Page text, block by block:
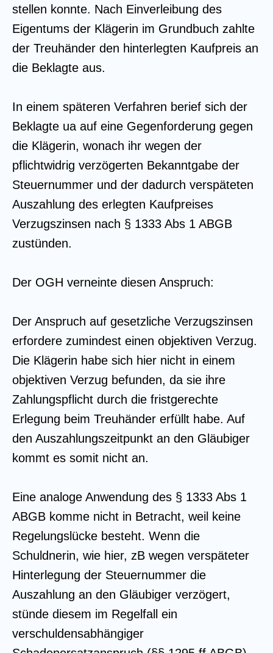
stellen konnte. Nach Einverleibung des
Eigentums der Klägerin im Grundbuch zahlte
der Treuhänder den hinterlegten Kaufpreis an
die Beklagte aus.
In einem späteren Verfahren berief sich der
Beklagte ua auf eine Gegenforderung gegen
die Klägerin, wonach ihr wegen der
pflichtwidrig verzögerten Bekanntgabe der
Steuernummer und der dadurch verspäteten
Auszahlung des erlegten Kaufpreises
Verzugszinsen nach § 1333 Abs 1 ABGB
zustünden.
Der OGH verneinte diesen Anspruch:
Der Anspruch auf gesetzliche Verzugszinsen
erfordere zumindest einen objektiven Verzug.
Die Klägerin habe sich hier nicht in einem
objektiven Verzug befunden, da sie ihre
Zahlungspflicht durch die fristgerechte
Erlegung beim Treuhänder erfüllt habe. Auf
den Auszahlungszeitpunkt an den Gläubiger
kommt es somit nicht an.
Eine analoge Anwendung des § 1333 Abs 1
ABGB komme nicht in Betracht, weil keine
Regelungslücke besteht. Wenn die
Schuldnerin, wie hier, zB wegen verspäteter
Hinterlegung der Steuernummer die
Auszahlung an den Gläubiger verzögert,
stünde diesem im Regelfall ein
verschuldensabhängiger